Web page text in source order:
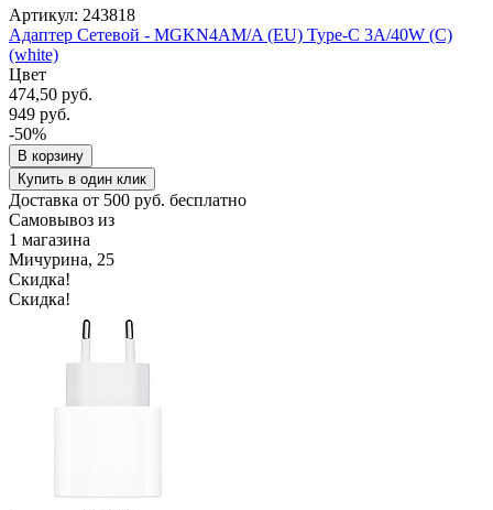
Артикул: 243818
Адаптер Сетевой - MGKN4AM/A (EU) Type-C 3A/40W (C)
(white)
Цвет
474,50 руб.
949 руб.
-50%
В корзину
Купить в один клик
Доставка от 500 руб. бесплатно
Самовывоз из
1 магазина
Мичурина, 25
Скидка!
Скидка!